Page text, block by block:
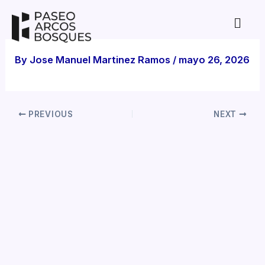
content
By Jose Manuel Martinez Ramos / mayo 26, 2026
PREVIOUS NEXT